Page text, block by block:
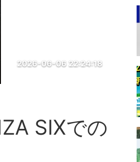
2026-06-06 22:24:18
SIXでの